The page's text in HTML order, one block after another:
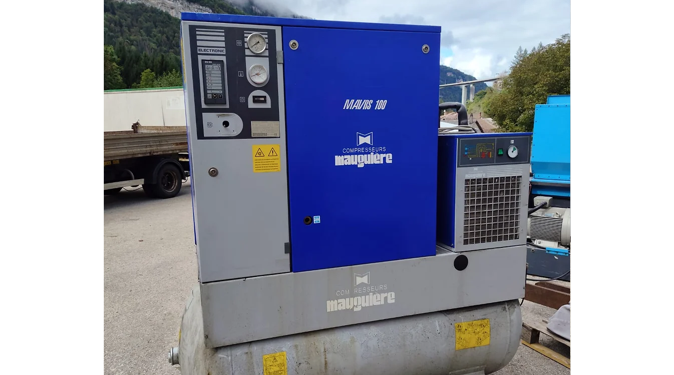
cabine en habitation genre mobile
home, studio, voir bureaux snacks
kebab etc ou local chalet laverie etc...
N’hésitez pas à nous consulter pour
une étude de prix en fonction de votre
projet.
ALGECO CONTAINER CONTENEUR
PORTAKABIN
Prix en l'état d'avancement des travaux
actuel et avec la fourniture des plaques
du faux plafond avec plastique rigide
et ajouré avec toile déco... 17500 € ht
Produit à déstocker rapidement faire
offre raisonnable